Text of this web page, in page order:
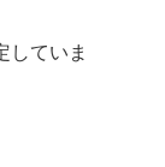
ていま